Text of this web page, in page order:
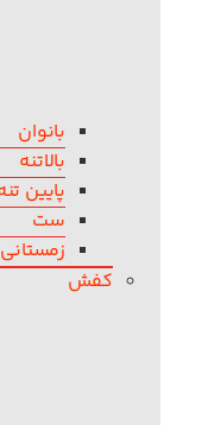
بانوان
بالاتنه
پایین تنه
ست
زمستانی
کفش